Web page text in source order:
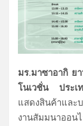
มร.มาซาอากิ ย
โนเวชั่น
ประเ
แสดงสินค้าแล
งานสัมมนาออน